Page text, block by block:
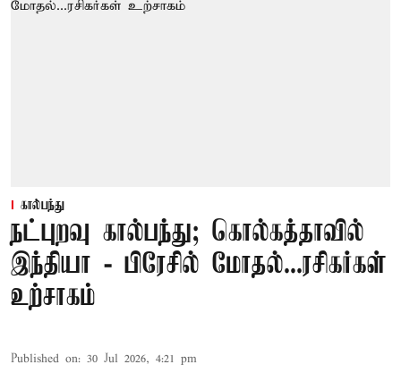
கால்பந்து
நட்புறவு கால்பந்து; கொல்கத்தாவில்
இந்தியா - பிரேசில் மோதல்...ரசிகர்கள்
உற்சாகம்
Published on: 30 Jul 2026, 4:21 pm